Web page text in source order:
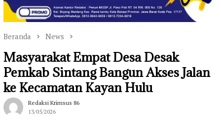
Beranda News
Masyarakat Empat Desa Desak
Pemkab Sintang Bangun Akses Jalan
ke Kecamatan Kayan Hulu
Redaksi Krimsus 86
13/05/2026